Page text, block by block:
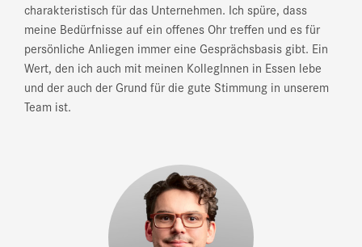
charakteristisch für das Unternehmen. Ich spüre, dass
meine Bedürfnisse auf ein offenes Ohr treffen und es für
persönliche Anliegen immer eine Gesprächsbasis gibt. Ein
Wert, den ich auch mit meinen KollegInnen in Essen lebe
und der auch der Grund für die gute Stimmung in unserem
Team ist.